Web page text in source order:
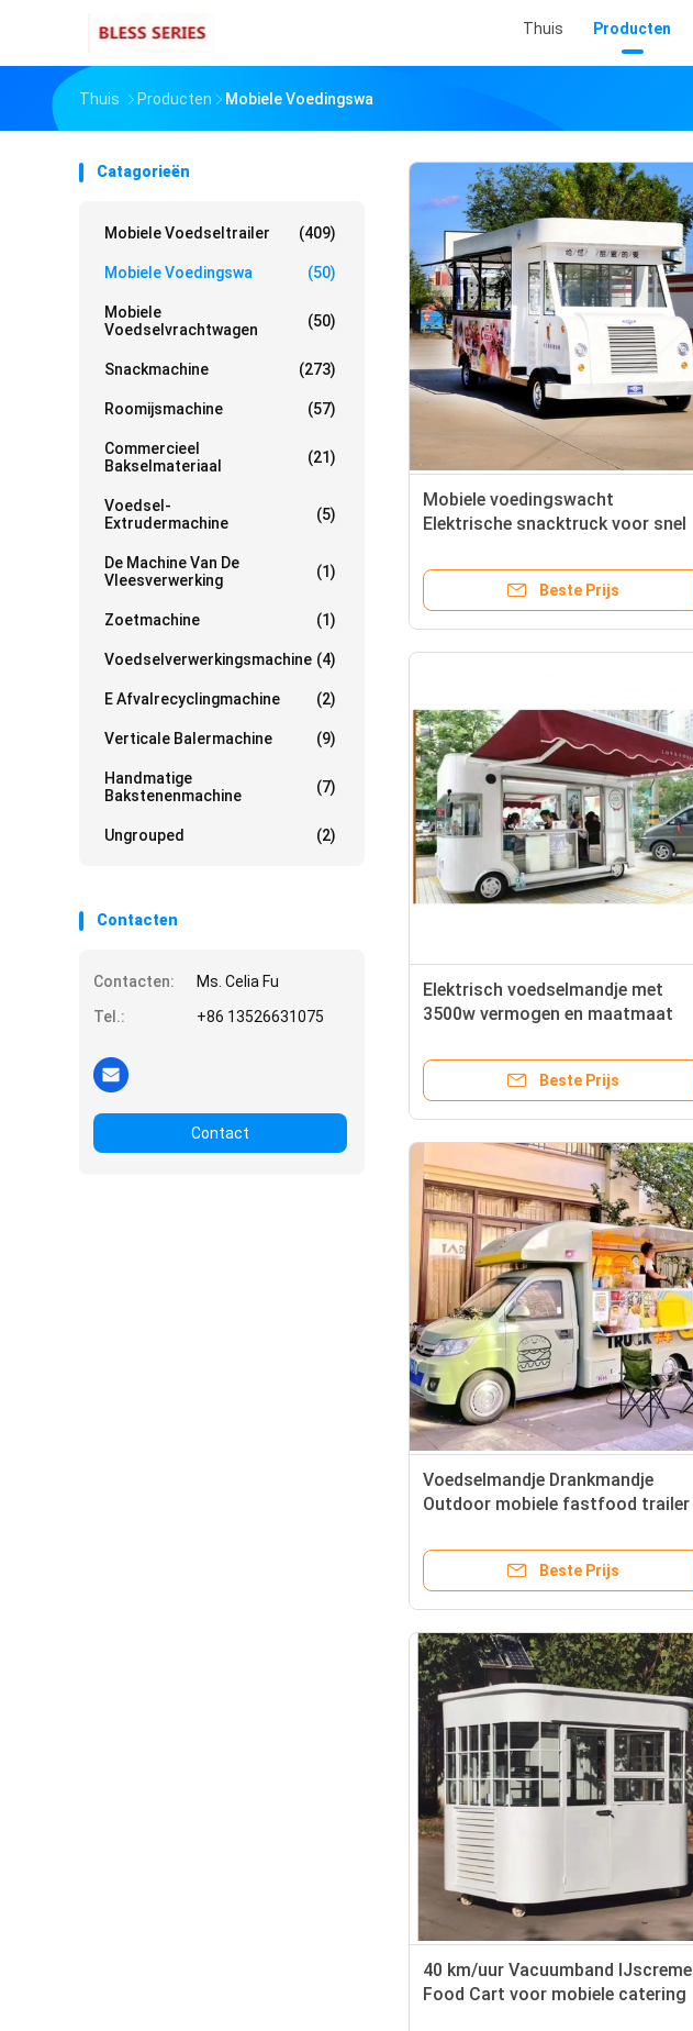
Thuis Producten
Thuis Producten Mobiele Voedingswa
Catagorieën
Mobiele Voedseltrailer (409)
Mobiele Voedingswa (50)
Mobiele
Voedselvrachtwagen
(50)
Snackmachine (273)
Roomijsmachine (57)
Commercieel
Bakselmateriaal
(21)
Voedsel-
Extrudermachine
(5)
De Machine Van De
Vleesverwerking
(1)
Zoetmachine (1)
Voedselverwerkingsmachine (4)
E Afvalrecyclingmachine (2)
Verticale Balermachine (9)
Handmatige
Bakstenenmachine
(7)
Ungrouped (2)
Contacten
Contacten:
Ms. Celia Fu
Tel.:
+86 13526631075
Contact
Mobiele voedingswacht
Elektrische snacktruck voor snel
Beste Prijs
Elektrisch voedselmandje met
3500w vermogen en maatmaat
Beste Prijs
Voedselmandje Drankmandje
Outdoor mobiele fastfood trailer
Beste Prijs
40 km/uur Vacuumband IJscreme
Food Cart voor mobiele catering